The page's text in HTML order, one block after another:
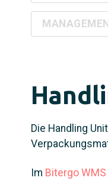
Die Handling
Im Bitergo